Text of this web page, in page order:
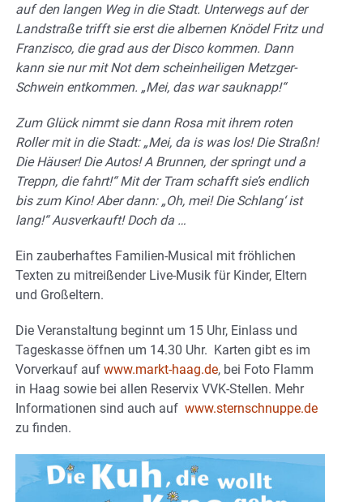
auf den langen Weg in die Stadt. Unterwegs auf der
Landstraße trifft sie erst die albernen Knödel Fritz und
Franzisco, die grad aus der Disco kommen. Dann
kann sie nur mit Not dem scheinheiligen Metzger-
Schwein entkommen. „Mei, das war sauknapp!“
Zum Glück nimmt sie dann Rosa mit ihrem roten
Roller mit in die Stadt: „Mei, da is was los! Die Straßn!
Die Häuser! Die Autos! A Brunnen, der springt und a
Treppn, die fahrt!“ Mit der Tram schafft sie’s endlich
bis zum Kino! Aber dann: „Oh, mei! Die Schlang‘ ist
lang!“ Ausverkauft! Doch da …
Ein zauberhaftes Familien-Musical mit fröhlichen
Texten zu mitreißender Live-Musik für Kinder, Eltern
und Großeltern.
Die Veranstaltung beginnt um 15 Uhr, Einlass und
Tageskasse öffnen um 14.30 Uhr. Karten gibt es im
Vorverkauf auf www.markt-haag.de, bei Foto Flamm
in Haag sowie bei allen Reservix VVK-Stellen. Mehr
Informationen sind auch auf www.sternschnuppe.de
zu finden.